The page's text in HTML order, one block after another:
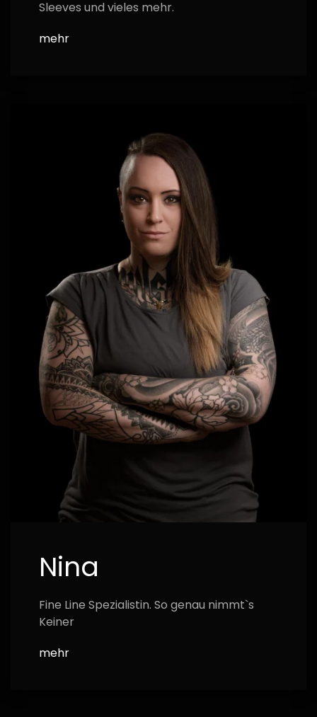
Sleeves und vieles mehr.
mehr
Nina
Fine Line Spezialistin. So genau nimmt`s
Keiner
mehr